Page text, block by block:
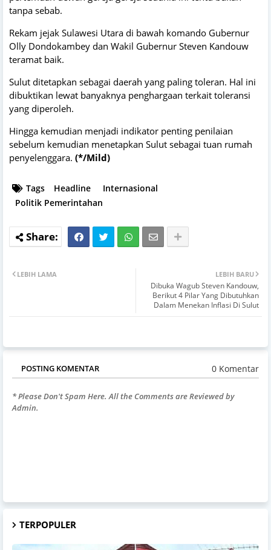
tanpa sebab.
Rekam jejak Sulawesi Utara di bawah komando Gubernur
Olly Dondokambey dan Wakil Gubernur Steven Kandouw
teramat baik.
Sulut ditetapkan sebagai daerah yang paling toleran. Hal ini
dibuktikan lewat banyaknya penghargaan terkait toleransi
yang diperoleh.
Hingga kemudian menjadi indikator penting penilaian
sebelum kemudian menetapkan Sulut sebagai tuan rumah
penyelenggara. (*/Mild)
Tags Headline
Internasional
Politik Pemerintahan
LEBIH BARU
Dibuka Wagub Steven Kandouw,
Berikut 4 Pilar Yang Dibutuhkan
Dalam Menekan Inflasi Di Sulut
LEBIH LAMA
POSTING KOMENTAR 0 Komentar
* Please Don't Spam Here. All the Comments are Reviewed by
Admin.
TERPOPULER